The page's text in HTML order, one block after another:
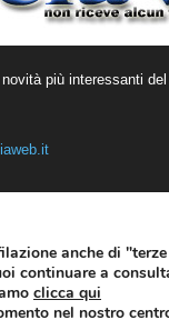
più interessanti
Viterbo - P.I.
anche di
continuare a
clicca qui
nel nostro